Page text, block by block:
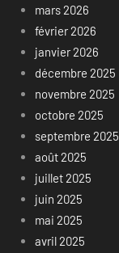
mars 2026
février 2026
janvier 2026
décembre 2025
novembre 2025
octobre 2025
septembre 2025
août 2025
juillet 2025
juin 2025
mai 2025
avril 2025